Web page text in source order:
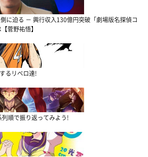
に迫る － 興行収入130億円突破「劇場版名探偵コ
菅野祐悟】
るリベロ達!
列順で振り返ってみよう!